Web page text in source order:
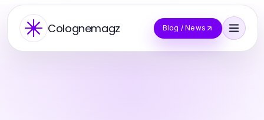
Colognemagz Blog / News